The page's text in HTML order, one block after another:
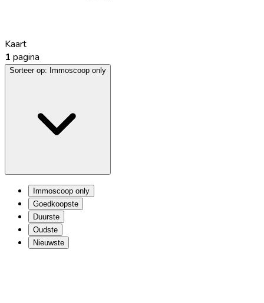
Kaart
1 pagina
Sorteer op: Immoscoop only
Immoscoop only
Goedkoopste
Duurste
Oudste
Nieuwste